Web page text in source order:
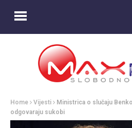
Home Vijesti
Ministrica o slučaju
odgovaraju sukobi